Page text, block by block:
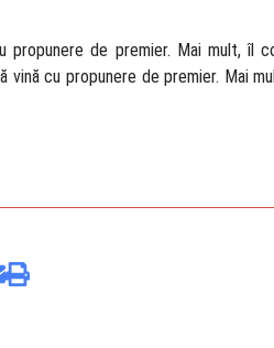
propunere de premier. Mai mult,
vină cu propunere de premier. Mai